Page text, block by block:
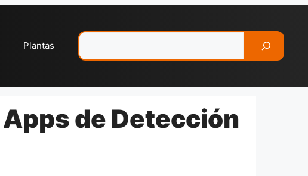
Plantas
de Detección